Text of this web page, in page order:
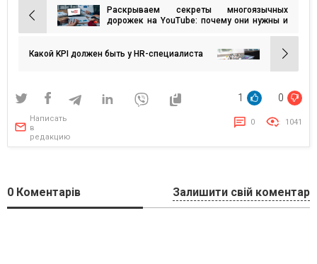
Навигация
по
записям
Раскрываем секреты многоязычных
дорожек на YouTube: почему они нужны и
Какой KPI должен быть у HR-специалиста
1 0
Написать
в
редакцию
0 1041
0 Коментарів Залишити свій коментар